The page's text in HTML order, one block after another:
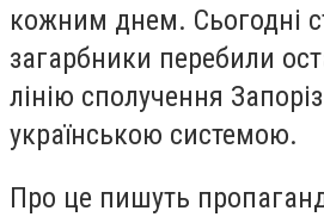
кожним днем. Сьогодні
загарбники перебили
лінію сполучення
українською системою.
Про це пишуть